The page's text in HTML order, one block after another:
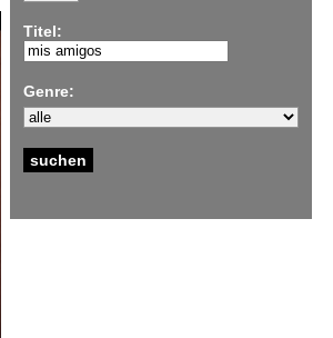
Titel:
Genre: